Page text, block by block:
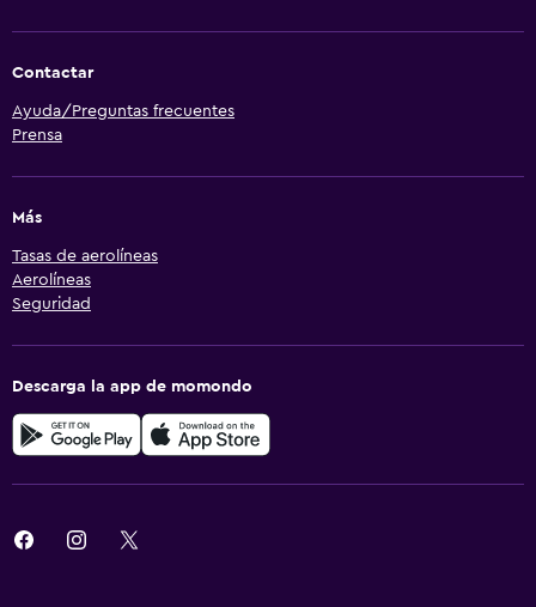
Contactar
Ayuda/Preguntas frecuentes
Prensa
Más
Tasas de aerolíneas
Aerolíneas
Seguridad
Descarga la app de momondo